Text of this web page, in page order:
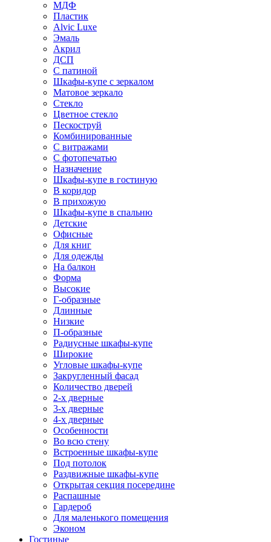
МДФ
Пластик
Alvic Luxe
Эмаль
Акрил
ДСП
С патиной
Шкафы-купе с зеркалом
Матовое зеркало
Стекло
Цветное стекло
Пескоструй
Комбинированные
С витражами
С фотопечатью
Назначение
Шкафы-купе в гостиную
В коридор
В прихожую
Шкафы-купе в спальню
Детские
Офисные
Для книг
Для одежды
На балкон
Форма
Высокие
Г-образные
Длинные
Низкие
П-образные
Радиусные шкафы-купе
Широкие
Угловые шкафы-купе
Закругленный фасад
Количество дверей
2-х дверные
3-х дверные
4-х дверные
Особенности
Во всю стену
Встроенные шкафы-купе
Под потолок
Раздвижные шкафы-купе
Открытая секция посередине
Распашные
Гардероб
Для маленького помещения
Эконом
Гостиные